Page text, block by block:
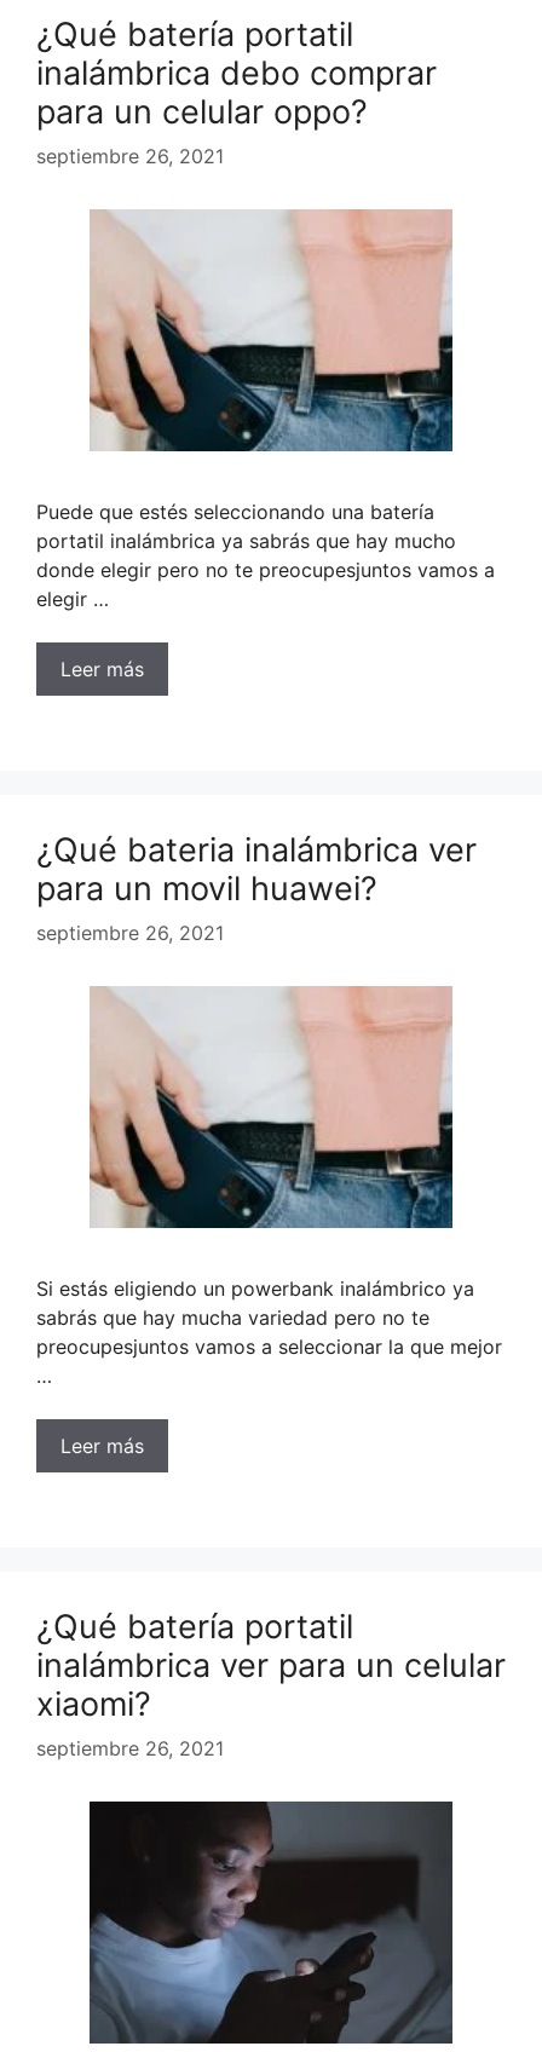
¿Qué batería portatil
inalámbrica debo comprar
para un celular oppo?
septiembre 26, 2021
Puede que estés seleccionando una batería
portatil inalámbrica ya sabrás que hay mucho
donde elegir pero no te preocupesjuntos vamos a
elegir …
Leer más
¿Qué bateria inalámbrica ver
para un movil huawei?
septiembre 26, 2021
Si estás eligiendo un powerbank inalámbrico ya
sabrás que hay mucha variedad pero no te
preocupesjuntos vamos a seleccionar la que mejor
…
Leer más
¿Qué batería portatil
inalámbrica ver para un celular
xiaomi?
septiembre 26, 2021